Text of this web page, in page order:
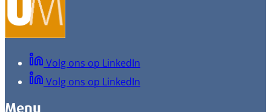
Volg ons op LinkedIn
Volg ons op LinkedIn